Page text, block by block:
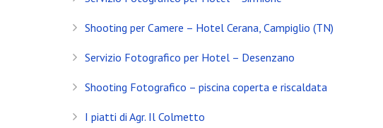
Shooting per Camere – Hotel Cerana, Campiglio (TN)
Servizio Fotografico per Hotel – Desenzano
Shooting Fotografico – piscina coperta e riscaldata
I piatti di Agr. Il Colmetto
Banfi Mirko - Fotografo
Brescia - ITALIA
+39 329 0131547